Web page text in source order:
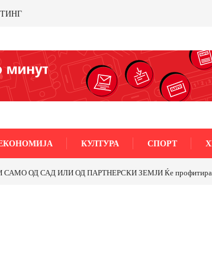
КУЛТУРА СПОРТ
ОД САД ИЛИ ОД ПАРТНЕРСКИ ЗЕМЈИ Ќе профитираме